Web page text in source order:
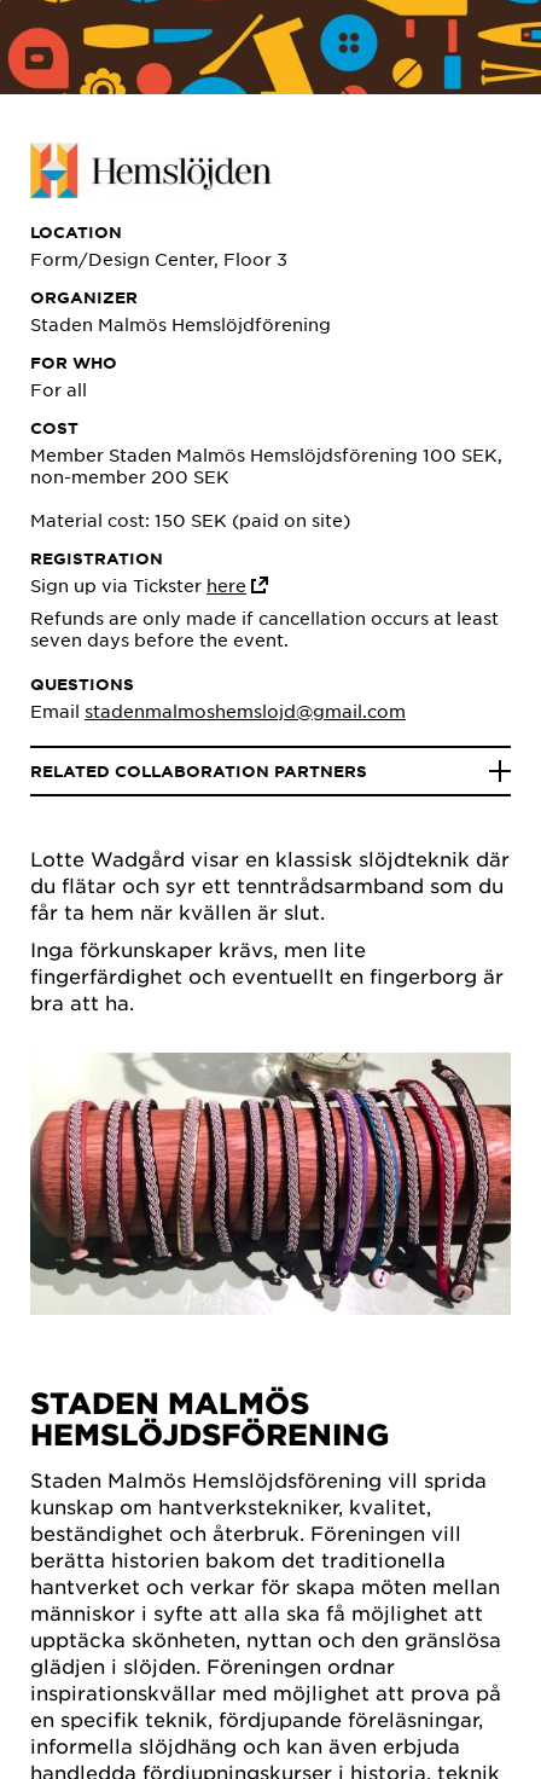
Lotte Wadgård visar en klassisk slöjdteknik där
du flätar och syr ett tenntrådsarmband som du
får ta hem när kvällen är slut.
Inga förkunskaper krävs, men lite
fingerfärdighet och eventuellt en fingerborg är
bra att ha.
STADEN MALMÖS
HEMSLÖJDSFÖRENING
Staden Malmös Hemslöjdsförening vill sprida
kunskap om hantverkstekniker, kvalitet,
beständighet och återbruk. Föreningen vill
berätta historien bakom det traditionella
hantverket och verkar för skapa möten mellan
människor i syfte att alla ska få möjlighet att
upptäcka skönheten, nyttan och den gränslösa
glädjen i slöjden. Föreningen ordnar
inspirationskvällar med möjlighet att prova på
en specifik teknik, fördjupande föreläsningar,
informella slöjdhäng och kan även erbjuda
handledda fördjupningskurser i historia, teknik
LOCATION
Form/Design Center, Floor 3
ORGANIZER
Staden Malmös Hemslöjdförening
FOR WHO
For all
COST
Member Staden Malmös Hemslöjdsförening 100 SEK,
non-member 200 SEK
Material cost: 150 SEK (paid on site)
REGISTRATION
Sign up via Tickster here
Refunds are only made if cancellation occurs at least
seven days before the event.
QUESTIONS
Email stadenmalmoshemslojd@gmail.com
RELATED COLLABORATION PARTNERS